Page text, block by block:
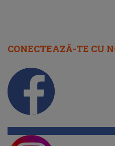
CONECTEAZĂ-TE CU